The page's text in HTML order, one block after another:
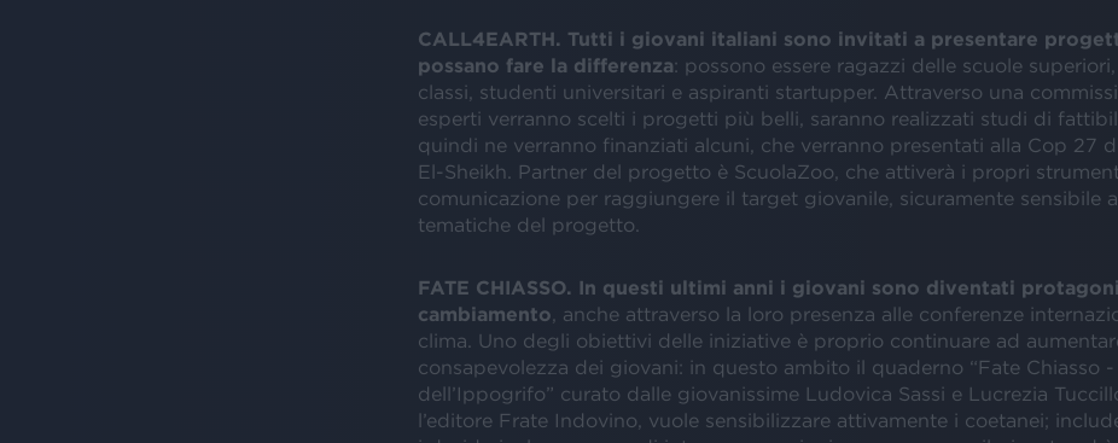
CALL4EARTH. Tutti i giovani italiani sono invitati a presentare
possano fare la differenza: possono essere ragazzi delle scuole
classi, studenti universitari e aspiranti startupper. Attraverso una
esperti verranno scelti i progetti più belli, saranno realizzati studi di
quindi ne verranno finanziati alcuni, che verranno presentati alla Cop 27
El-Sheikh. Partner del progetto è ScuolaZoo, che attiverà i propri
comunicazione per raggiungere il target giovanile, sicuramente sensibile
tematiche del progetto.
FATE CHIASSO. In questi ultimi anni i giovani sono diventati
cambiamento , anche attraverso la loro presenza alle conferenze
clima. Uno degli obiettivi delle iniziative è proprio continuare ad
consapevolezza dei giovani: in questo ambito il quaderno “Fate Chiasso
dell’Ippogrifo” curato dalle giovanissime Ludovica Sassi e Lucrezia
l’editore Frate Indovino, vuole sensibilizzare attivamente i coetanei;